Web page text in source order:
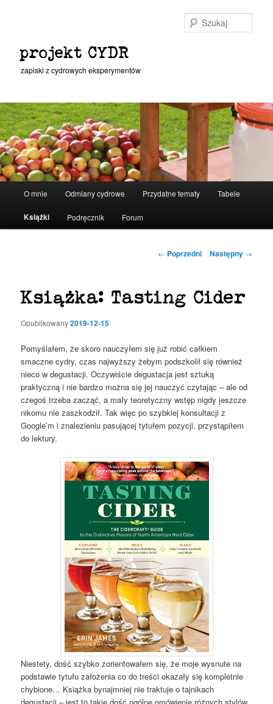
projekt CYDR
zapiski z cydrowych eksperymentów
O mnie Odmiany cydrowe Przydatne tematy Tabele
Książki Podręcznik Forum
Nawigacja
← Poprzedni Następny →
Książka: Tasting Cider
Opublikowany2019-12-15
Pomyślałem, że skoro nauczyłem się już robić całkiem
smaczne cydry, czas najwyższy żebym podszkolił się również
nieco w degustacji. Oczywiście degustacja jest sztuką
praktyczną i nie bardzo można się jej nauczyć czytając – ale od
czegoś trzeba zacząć, a mały teoretyczny wstęp nigdy jeszcze
nikomu nie zaszkodził. Tak więc po szybkiej konsultacji z
Google’m i znalezieniu pasującej tytułem pozycji, przystąpiłem
do lektury.
Niestety, dość szybko zorientowałem się, że moje wysnute na
podstawie tytułu założenia co do treści okazały się kompletnie
chybione… Książka bynajmniej nie traktuje o tajnikach
degustacji – jest to takie dość ogólne omówienie różnych stylów